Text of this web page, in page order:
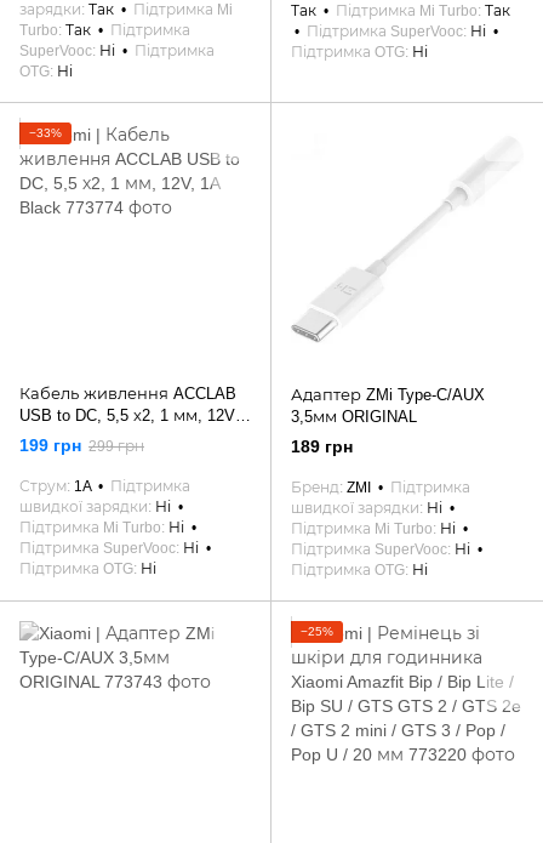
зарядки Так
Підтримка Mi
Turbo Так
Підтримка
SuperVooc Ні
Підтримка
OTG Ні
Так
Підтримка Mi Turbo Так
Підтримка SuperVooc Ні
Підтримка OTG Ні
−33%
Кабель живлення ACCLAB
USB to DC, 5,5 х2, 1 мм, 12V,
1A Black
199 грн 299 грн
Струм 1A
Підтримка
швидкої зарядки
Ні
Підтримка Mi Turbo
Ні
Підтримка SuperVooc Ні
Підтримка OTG Ні
Адаптер ZMi Type-C/AUX
3,5мм ORIGINAL
189 грн
Бренд ZMI
Підтримка
швидкої зарядки
Ні
Підтримка Mi Turbo
Ні
Підтримка SuperVooc Ні
Підтримка OTG Ні
−25%